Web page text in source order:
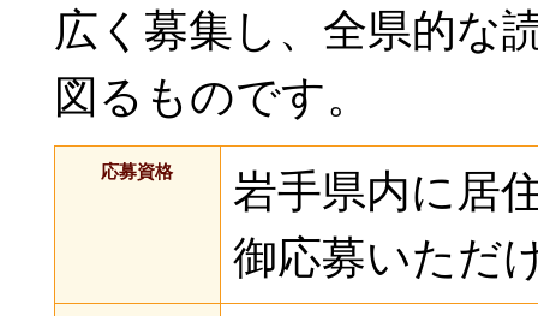
広く募集し、全県的な
図るものです。
応募資格
岩手県内に居
御応募いただ